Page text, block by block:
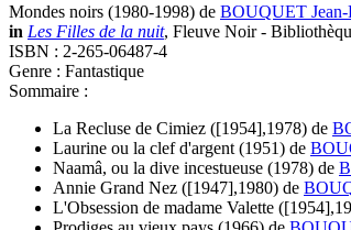
Mondes noirs (1980-1998) de BOUQUET
in Les Filles de la nuit, Fleuve Noir -
ISBN : 2-265-06487-4
Genre : Fantastique
Sommaire :
La Recluse de Cimiez ([1954],1978) de
Laurine ou la clef d'argent (1951) de
Naamâ, ou la dive incestueuse (1978) de
Annie Grand Nez ([1947],1980) de
L'Obsession de madame Valette